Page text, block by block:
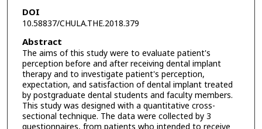
DOI
10.58837/CHULA.THE.2018.379
Abstract
The aims of this study were to evaluate patient's
perception before and after receiving dental implant
therapy and to investigate patient's perception,
expectation, and satisfaction of dental implant treated
by postgraduate dental students and faculty members.
This study was designed with a quantitative cross-
sectional technique. The data were collected by 3